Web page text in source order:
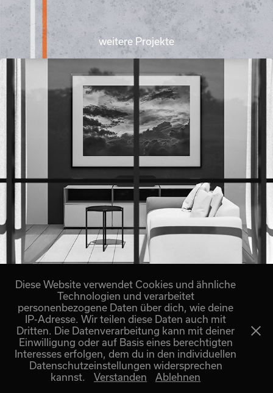
weitere Projekte
interieurs
Die Inhalte dieser Seite sind urheberrechtlich geschützt. ©
Copyright 2025 Adrian Wiepcke
Impressum und Datenschutz
Diese Website verwendet Cookies und ähnliche
Technologien und verarbeitet
personenbezogene Daten über dich, wie deine
IP-Adresse. Wir teilen diese Daten auch mit
Dritten. Die Datenverarbeitung kann mit deiner
Einwilligung oder auf Basis eines berechtigten
Interesses erfolgen, dem du in den individuellen
Datenschutzeinstellungen widersprechen
kannst.
Verstanden Ablehnen